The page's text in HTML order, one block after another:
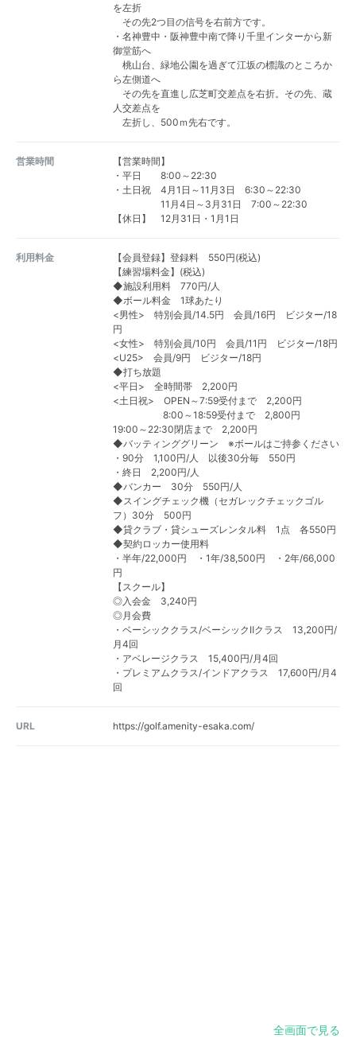
を左折
その先2つ目の信号を右前方です。
・名神豊中・阪神豊中南で降り千里インターから新
御堂筋へ
桃山台、緑地公園を過ぎて江坂の標識のところか
ら左側道へ
その先を直進し広芝町交差点を右折。その先、蔵
人交差点を
左折し、500ｍ先右です。
営業時間
【営業時間】
・平日 8:00～22:30
・土日祝 4月1日～11月3日 6:30～22:30
11月4日～3月31日 7:00～22:30
【休日】 12月31日・1月1日
利用料金
【会員登録】登録料 550円(税込)
【練習場料金】(税込)
◆施設利用料 770円/人
◆ボール料金 1球あたり
<男性> 特別会員/14.5円 会員/16円 ビジター/18
円
<女性> 特別会員/10円 会員/11円 ビジター/18円
<U25> 会員/9円 ビジター/18円
◆打ち放題
<平日> 全時間帯 2,200円
<土日祝> OPEN～7:59受付まで 2,200円
8:00～18:59受付まで 2,800円
19:00～22:30閉店まで 2,200円
◆バッティンググリーン ※ボールはご持参ください
・90分 1,100円/人 以後30分毎 550円
・終日 2,200円/人
◆バンカー 30分 550円/人
◆スイングチェック機（セガレックチェックゴル
フ）30分 500円
◆貸クラブ・貸シューズレンタル料 1点 各550円
◆契約ロッカー使用料
・半年/22,000円 ・1年/38,500円 ・2年/66,000
円
【スクール】
◎入会金 3,240円
◎月会費
・ベーシッククラス/ベーシックⅡクラス 13,200円/
月4回
・アベレージクラス 15,400円/月4回
・プレミアムクラス/インドアクラス 17,600円/月4
回
URL https://golf.amenity-esaka.com/
全画面で見る